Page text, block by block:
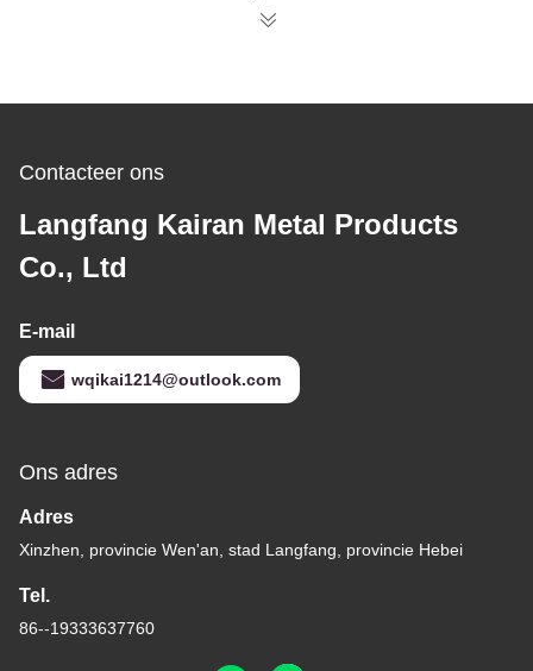
Contacteer ons
Langfang Kairan Metal Products
Co., Ltd
E-mail
wqikai1214@outlook.com
Ons adres
Adres
Xinzhen, provincie Wen'an, stad Langfang, provincie Hebei
Tel.
86--19333637760